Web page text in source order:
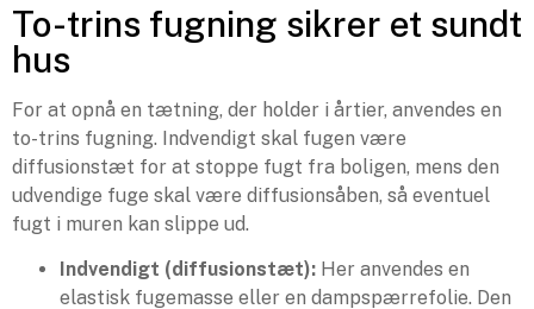
To-trins fugning sikrer et sundt
hus
For at opnå en tætning, der holder i årtier, anvendes en
to-trins fugning. Indvendigt skal fugen være
diffusionstæt for at stoppe fugt fra boligen, mens den
udvendige fuge skal være diffusionsåben, så eventuel
fugt i muren kan slippe ud.
Indvendigt (diffusionstæt): Her anvendes en
elastisk fugemasse eller en dampspærrefolie. Den